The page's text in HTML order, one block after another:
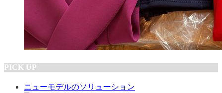
PICK UP
ニューモデルのソリューション